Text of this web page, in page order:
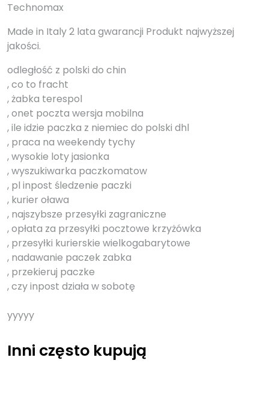
Technomax
Made in Italy 2 lata gwarancji Produkt najwyższej
jakości.
odległość z polski do chin
, co to fracht
, żabka terespol
, onet poczta wersja mobilna
, ile idzie paczka z niemiec do polski dhl
, praca na weekendy tychy
, wysokie loty jasionka
, wyszukiwarka paczkomatow
, pl inpost śledzenie paczki
, kurier oława
, najszybsze przesyłki zagraniczne
, opłata za przesyłki pocztowe krzyżówka
, przesyłki kurierskie wielkogabarytowe
, nadawanie paczek zabka
, przekieruj paczke
, czy inpost działa w sobotę
yyyyy
Inni często kupują